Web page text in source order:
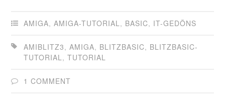
AMIGA,AMIGA-TUTORIAL , BASIC, IT-GEDÖNS
AMIBLITZ3,AMIGA, BLITZBASIC, BLITZBASIC-
TUTORIAL ,TUTORIAL
1 COMMENT